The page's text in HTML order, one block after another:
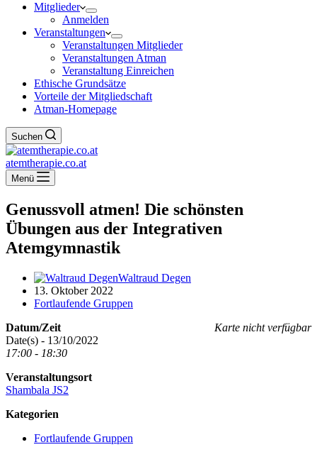
Mitglieder
Anmelden
Veranstaltungen
Veranstaltungen Mitglieder
Veranstaltungen Atman
Veranstaltung Einreichen
Ethische Grundsätze
Vorteile der Mitgliedschaft
Atman-Homepage
Suchen
atemtherapie.co.at
Menü
Genussvoll atmen! Die schönsten
Übungen aus der Integrativen
Atemgymnastik
Waltraud Degen
13. Oktober 2022
Fortlaufende Gruppen
Karte nicht verfügbar
Datum/Zeit
Date(s) - 13/10/2022
17:00 - 18:30
Veranstaltungsort
Shambala JS2
Kategorien
Fortlaufende Gruppen